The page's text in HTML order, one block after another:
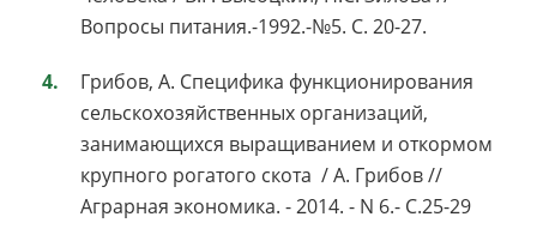
Вопросы питания.-1992.-№5. С. 20-27.
Грибов, А. Специфика функционирования
сельскохозяйственных организаций,
занимающихся выращиванием и откормом
крупного рогатого скота / А. Грибов //
Аграрная экономика. - 2014. - N 6.- С.25-29